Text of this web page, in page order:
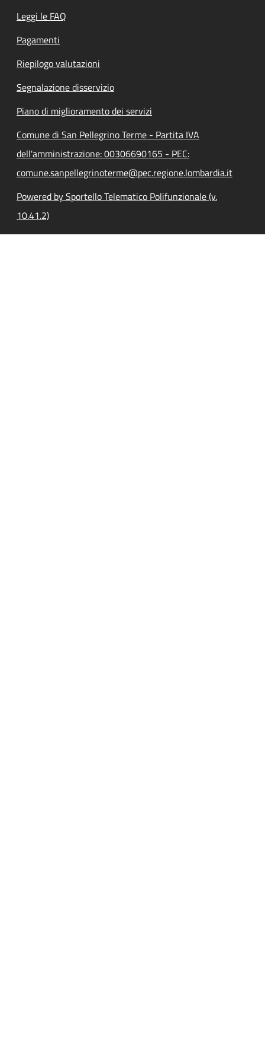
Leggi le FAQ
Pagamenti
Riepilogo valutazioni
Segnalazione disservizio
Piano di miglioramento dei servizi
Comune di San Pellegrino Terme - Partita IVA
dell'amministrazione: 00306690165 - PEC:
comune.sanpellegrinoterme@pec.regione.lombardia.it
Powered by Sportello Telematico Polifunzionale (v.
10.41.2)